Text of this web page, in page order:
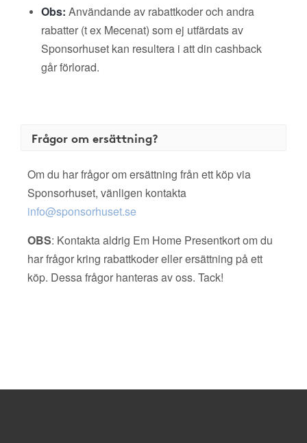
Obs: Användande av rabattkoder och andra
rabatter (t ex Mecenat) som ej utfärdats av
Sponsorhuset kan resultera i att din cashback
går förlorad.
Frågor om ersättning?
Om du har frågor om ersättning från ett köp via
Sponsorhuset, vänligen kontakta
info@sponsorhuset.se
OBS: Kontakta aldrig Em Home Presentkort om du
har frågor kring rabattkoder eller ersättning på ett
köp. Dessa frågor hanteras av oss. Tack!